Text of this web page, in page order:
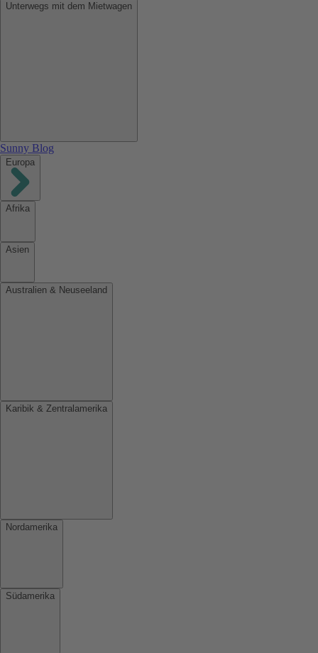
Unterwegs mit dem Mietwagen
Sunny Blog
Europa
Afrika
Asien
Australien & Neuseeland
Karibik & Zentralamerika
Nordamerika
Südamerika